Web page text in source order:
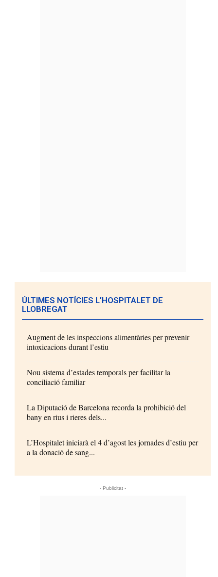
ÚLTIMES NOTÍCIES L'HOSPITALET DE
LLOBREGAT
Augment de les inspeccions alimentàries per prevenir
intoxicacions durant l’estiu
Nou sistema d’estades temporals per facilitar la
conciliació familiar
La Diputació de Barcelona recorda la prohibició del
bany en rius i rieres dels...
L’Hospitalet iniciarà el 4 d’agost les jornades d’estiu per
a la donació de sang...
- Publicitat -